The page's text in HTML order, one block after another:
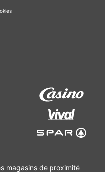
magasins de proximité